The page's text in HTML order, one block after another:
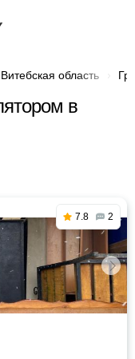
Витебская область
в
7.8 2